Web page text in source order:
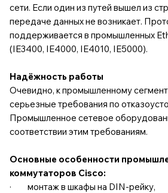
сети. Если один из путей вышел из
передаче данных не возникает.
поддерживается в промышленных
(IE3400, IE4000, IE4010, IE5000).
Надёжность работы
Очевидно, к промышленному
серьезные требования по
Промышленное сетевое
соответствии этим требованиям.
Основные особенности
коммутаторов Cisco:
· монтаж в шкафы на DIN-рейку,